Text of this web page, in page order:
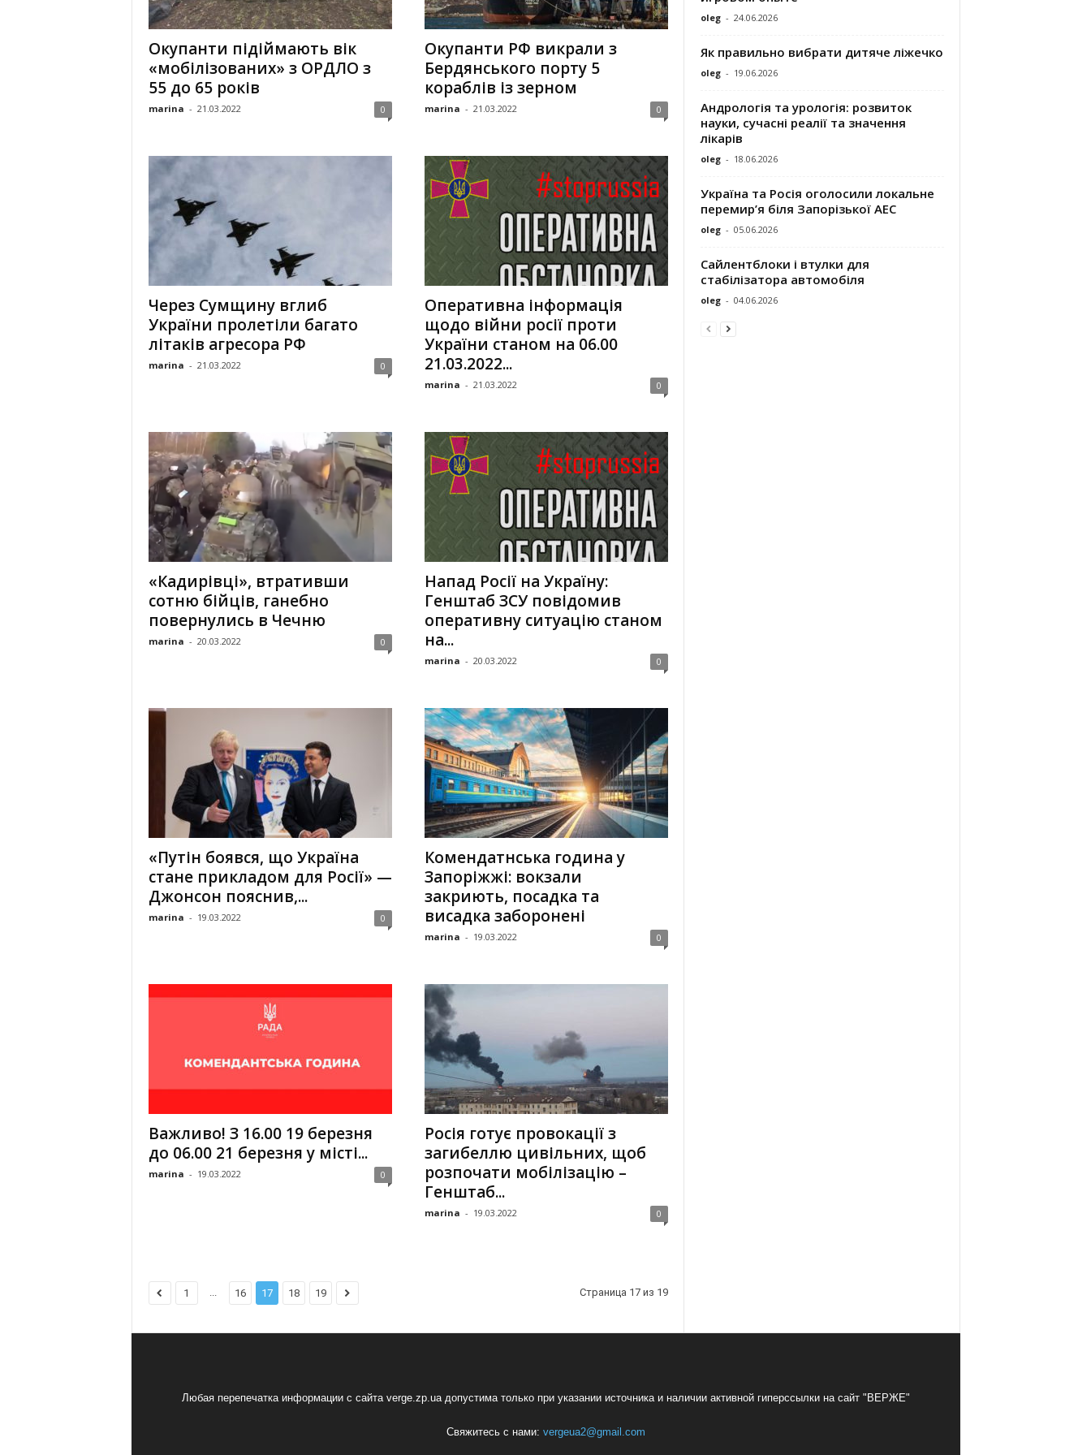
Окупанти підіймають вік
«мобілізованих» з ОРДЛО з
55 до 65 років
marina - 21.03.2022 0
Окупанти РФ викрали з
Бердянського порту 5
кораблів із зерном
marina - 21.03.2022 0
Через Сумщину вглиб
України пролетіли багато
літаків агресора РФ
marina - 21.03.2022 0
Оперативна інформація
щодо війни росії проти
України станом на 06.00
21.03.2022...
marina - 21.03.2022 0
«Кадирівці», втративши
сотню бійців, ганебно
повернулись в Чечню
marina - 20.03.2022 0
Напад Росії на Україну:
Генштаб ЗСУ повідомив
оперативну ситуацію станом
на...
marina - 20.03.2022 0
«Путін боявся, що Україна
стане прикладом для Росії» —
Джонсон пояснив,...
marina - 19.03.2022 0
Комендатнська година у
Запоріжжі: вокзали
закриють, посадка та
висадка заборонені
marina - 19.03.2022 0
Важливо! З 16.00 19 березня
до 06.00 21 березня у місті...
marina - 19.03.2022 0
Росія готує провокації з
загибеллю цивільних, щоб
розпочати мобілізацію –
Генштаб...
marina - 19.03.2022 0
1 ... 16 17 18 19 Страница 17 из 19
oleg - 24.06.2026
Як правильно вибрати дитяче ліжечко
oleg - 19.06.2026
Андрологія та урологія: розвиток
науки, сучасні реалії та значення
лікарів
oleg - 18.06.2026
Україна та Росія оголосили локальне
перемир’я біля Запорізької АЕС
oleg - 05.06.2026
Сайлентблоки і втулки для
стабілізатора автомобіля
oleg - 04.06.2026
Любая перепечатка информации с сайта verge.zp.ua допустима только при указании источника и наличии активной гиперссылки на сайт "ВЕРЖЕ"
Свяжитесь с нами: vergeua2@gmail.com